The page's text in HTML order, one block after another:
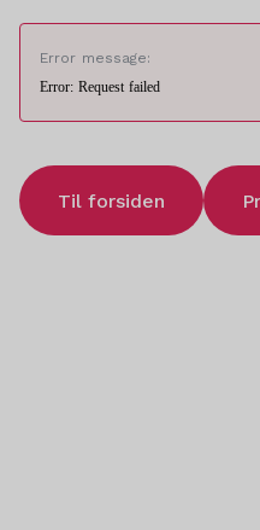
Error message:
Error: Request failed
Til forsiden